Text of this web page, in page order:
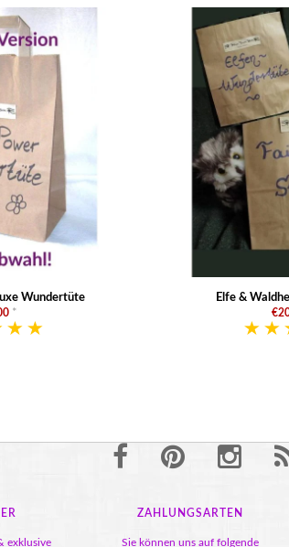
Wundertüte
*
Elfe &
exklusive
ZAHLUNGSARTEN
Sie können uns auf folgende